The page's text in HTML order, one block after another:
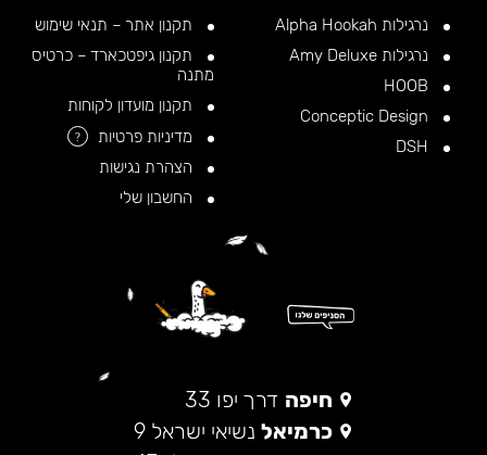
נרגילות Alpha Hookah
נרגילות Amy Deluxe
תקנון אתר – תנאי שימוש
תקנון גיפטכארד – כרטיס
מתנה
תקנון מועדון לקוחות
מדיניות פרטיות
?
הצהרת נגישות
החשבון שלי
חיפה דרך יפו 33
כרמיאל נשיאי ישראל 9